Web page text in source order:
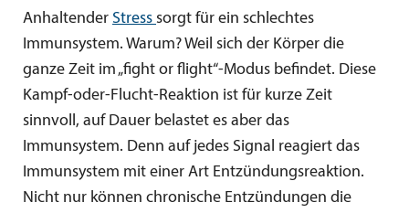
Anhaltender Stress sorgt für ein schlechtes
Immunsystem. Warum? Weil sich der Körper die
ganze Zeit im „fight or flight“-Modus befindet. Diese
Kampf-oder-Flucht-Reaktion ist für kurze Zeit
sinnvoll, auf Dauer belastet es aber das
Immunsystem. Denn auf jedes Signal reagiert das
Immunsystem mit einer Art Entzündungsreaktion.
Nicht nur können chronische Entzündungen die